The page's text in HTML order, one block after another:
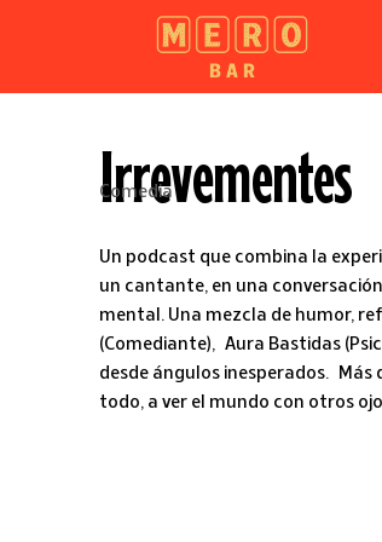
Irrevementes
Comedia
Un podcast que combina la
un cantante, en una
mental. Una mezcla de humor,
(Comediante), Aura Bastidas
desde ángulos inesperados. Más
todo, a ver el mundo con otros